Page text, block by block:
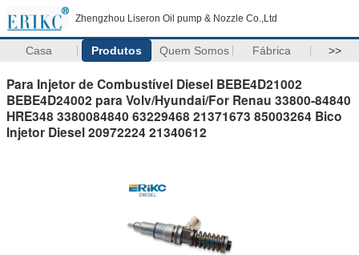
Zhengzhou Liseron Oil pump & Nozzle Co.,Ltd
Casa Produtos Quem Somos Fábrica >>
Para Injetor de Combustível Diesel BEBE4D21002
BEBE4D24002 para Volv/Hyundai/For Renau 33800-84840
HRE348 3380084840 63229468 21371673 85003264 Bico
Injetor Diesel 20972224 21340612